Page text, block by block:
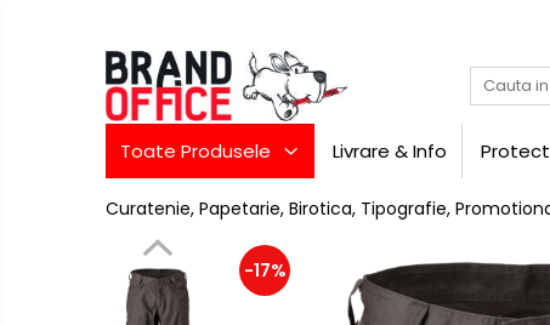
Toate Produsele
Hartie copiator si produse
Produse consumabile din hartie
Detergenti si dezinfectanti
Formulare tipizate
Toate Produsele Livrare & Info
Curatenie, Papetarie, Birotica, Tipografie,
-17%